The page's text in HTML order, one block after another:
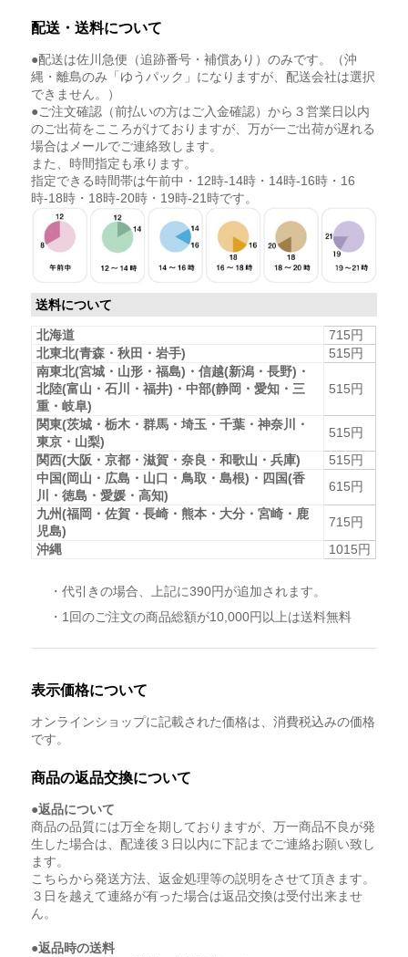
配送・送料について
●配送は佐川急便（追跡番号・補償あり）のみです。（沖
縄・離島のみ「ゆうパック」になりますが、配送会社は選択
できません。）
●ご注文確認（前払いの方はご入金確認）から３営業日以内
のご出荷をこころがけておりますが、万が一ご出荷が遅れる
場合はメールでご連絡致します。
また、時間指定も承ります。
指定できる時間帯は午前中・12時-14時・14時-16時・16
時-18時・18時-20時・19時-21時です。
送料について
北海道
715円
北東北(青森・秋田・岩手)
515円
南東北(宮城・山形・福島)・信越(新潟・長野)・
北陸(富山・石川・福井)・中部(静岡・愛知・三
重・岐阜)
515円
関東(茨城・栃木・群馬・埼玉・千葉・神奈川・
東京・山梨)
515円
関西(大阪・京都・滋賀・奈良・和歌山・兵庫)
515円
中国(岡山・広島・山口・鳥取・島根)・四国(香
川・徳島・愛媛・高知)
615円
九州(福岡・佐賀・長崎・熊本・大分・宮崎・鹿
児島)
715円
沖縄
1015円
・代引きの場合、上記に390円が追加されます。
・1回のご注文の商品総額が10,000円以上は送料無料
表示価格について
オンラインショップに記載された価格は、消費税込みの価格
です。
商品の返品交換について
●返品について
商品の品質には万全を期しておりますが、万一商品不良が発
生した場合は、配達後３日以内に下記までご連絡お願い致し
ます。
こちらから発送方法、返金処理等の説明をさせて頂きます。
３日を越えて連絡が有った場合は返品交換は受付出来ませ
ん。
●返品時の送料